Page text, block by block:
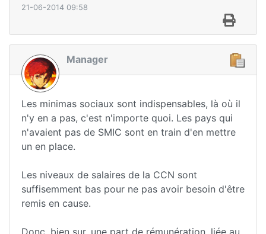
21-06-2014 09:58
Manager
Les minimas sociaux sont indispensables, là où il
n'y en a pas, c'est n'importe quoi. Les pays qui
n'avaient pas de SMIC sont en train d'en mettre
un en place.
Les niveaux de salaires de la CCN sont
suffisemment bas pour ne pas avoir besoin d'être
remis en cause.
Donc, bien sur, une part de rémunération, liée au